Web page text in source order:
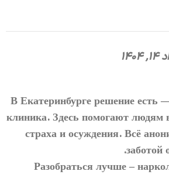
В Екатеринбурге решение есть
клиника. Здесь помогают людям
страха и осуждения. Всё
заботой
Разобраться лучше –